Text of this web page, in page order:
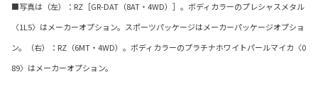
■写真は（左）：RZ［GR-DAT（8AT・4WD）］。ボディカラーのプレシャスメタル
〈1L5〉はメーカーオプション。スポーツパッケージはメーカーパッケージオプショ
ン。（右）：RZ（6MT・4WD）。ボディカラーのプラチナホワイトパールマイカ〈0
89〉はメーカーオプション。